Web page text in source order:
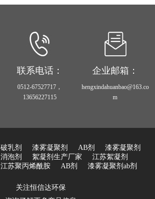
联系电话：
0512-67527717，
13656227115
企业邮箱：
hengxindahuanbao@163.co
m
破乳剂 漆雾凝聚剂 AB剂
漆雾凝聚剂
消泡剂
絮凝剂生产厂家
江苏絮凝剂
江苏聚丙烯酰胺
AB剂 漆雾凝聚剂ab剂
关注恒信达环保